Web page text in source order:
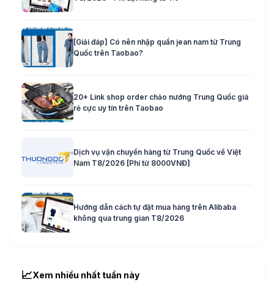
[Giải đáp] Có nên nhập quần jean nam từ Trung
Quốc trên Taobao?
20+ Link shop order chảo nướng Trung Quốc giá
rẻ cực uy tín trên Taobao
Dịch vụ vận chuyển hàng từ Trung Quốc về Việt
Nam T8/2026 [Phí từ 8000VNĐ]
Hướng dẫn cách tự đặt mua hàng trên Alibaba
không qua trung gian T8/2026
📈Xem nhiều nhất tuần này